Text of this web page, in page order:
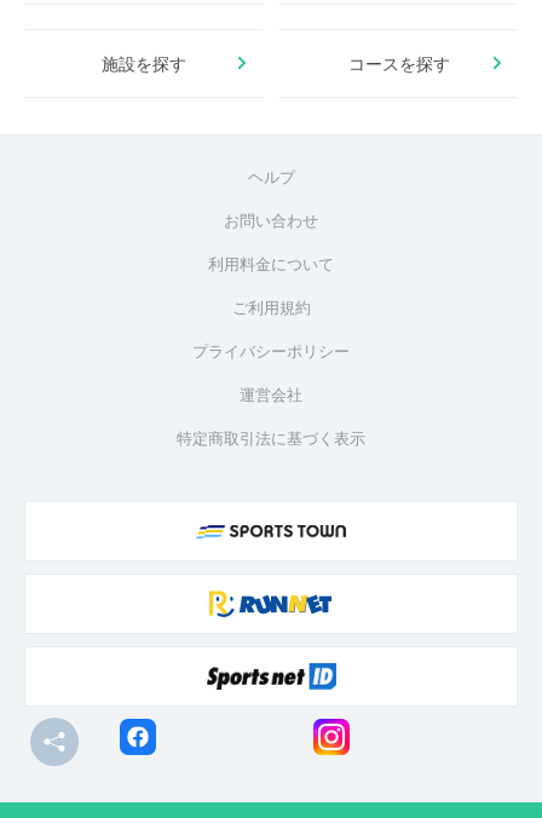
施設を探す コースを探す
ヘルプ
お問い合わせ
利用料金について
ご利用規約
プライバシーポリシー
運営会社
特定商取引法に基づく表示